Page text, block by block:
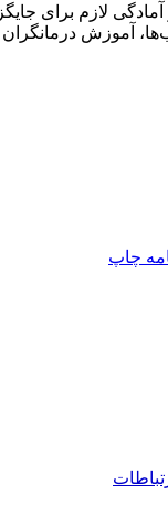
لازم برای
آموزش درمانگران
چاپ